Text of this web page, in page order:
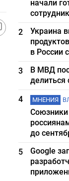
начали
2
Украина
в России
3
В МВД
делиться
4
МНЕНИЯ
до
5
Google